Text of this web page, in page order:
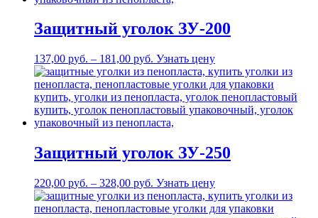
Защитный уголок ЗУ-200
137,00 руб. – 181,00 руб. Узнать цену
Защитный уголок ЗУ-250
220,00 руб. – 328,00 руб. Узнать цену